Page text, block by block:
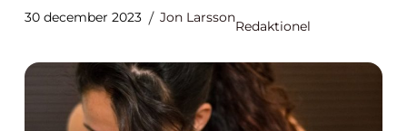
30 december 2023 Jon Larsson
Redaktionel